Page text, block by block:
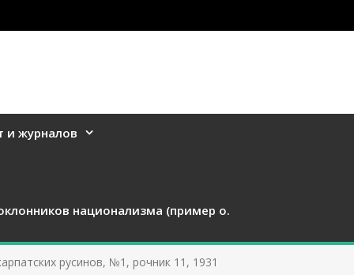
и журналов
национализма (пример о.
русинов, №1, рочник 11, 1931